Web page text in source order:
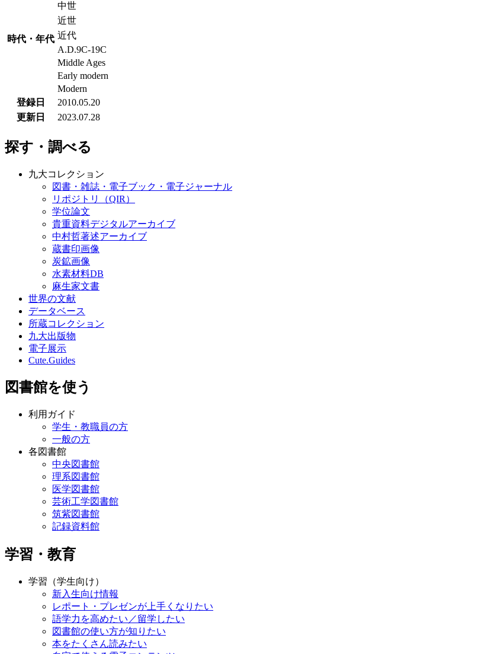
時代・年代
中世
近世
近代
A.D.9C-19C
Middle Ages
Early modern
Modern
登録日
2010.05.20
更新日
2023.07.28
探す・調べる
九大コレクション
図書・雑誌・電子ブック・電子ジャーナル
リポジトリ（QIR）
学位論文
貴重資料デジタルアーカイブ
中村哲著述アーカイブ
蔵書印画像
炭鉱画像
水素材料DB
麻生家文書
世界の文献
データベース
所蔵コレクション
九大出版物
電子展示
Cute.Guides
図書館を使う
利用ガイド
学生・教職員の方
一般の方
各図書館
中央図書館
理系図書館
医学図書館
芸術工学図書館
筑紫図書館
記録資料館
学習・教育
学習（学生向け）
新入生向け情報
レポート・プレゼンが上手くなりたい
語学力を高めたい／留学したい
図書館の使い方が知りたい
本をたくさん読みたい